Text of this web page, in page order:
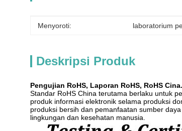
Menyoroti: laboratorium
Deskripsi Produk
Pengujian RoHS, Laporan RoHS, RoHS
Standar RoHS China terutama berlaku untuk
produk informasi elektronik selama produksi
produksi bersih dan pemanfaatan sumber
lingkungan dan kesehatan manusia.